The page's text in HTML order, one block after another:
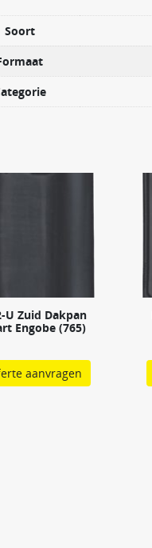
Soort
U Zuid Dakpan
Engobe (765)
aanvragen